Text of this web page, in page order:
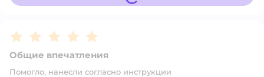
Рейтинг:5
Общие впечатления
Помогло, нанесли согласно инструкции